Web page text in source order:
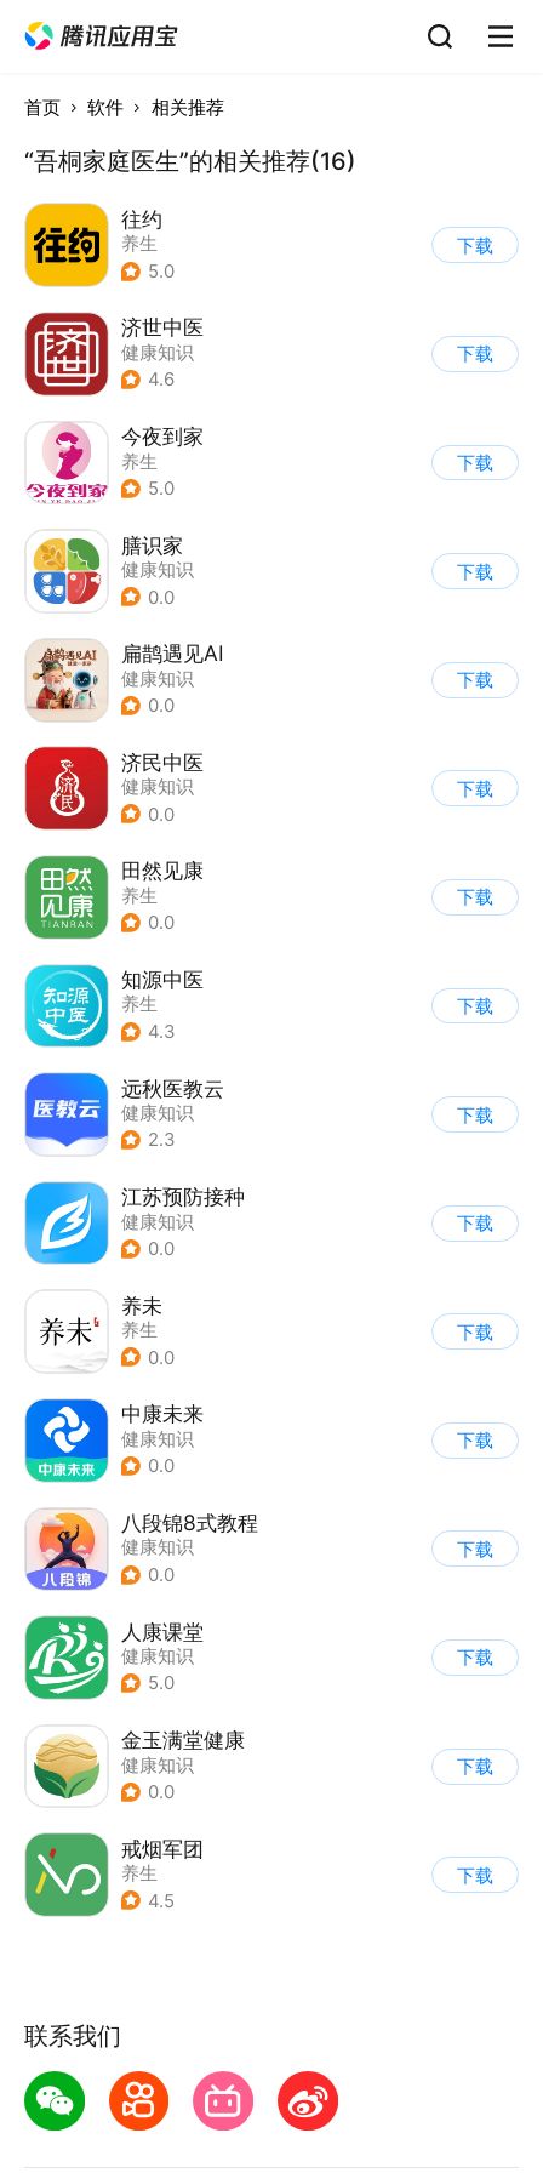
首页 软件 相关推荐
“吾桐家庭医生”的相关推荐(16)
往约
养生
5.0
下载
济世中医
健康知识
4.6
下载
今夜到家
养生
5.0
下载
膳识家
健康知识
0.0
下载
扁鹊遇见AI
健康知识
0.0
下载
济民中医
健康知识
0.0
下载
田然见康
养生
0.0
下载
知源中医
养生
4.3
下载
远秋医教云
健康知识
2.3
下载
江苏预防接种
健康知识
0.0
下载
养未
养生
0.0
下载
中康未来
健康知识
0.0
下载
八段锦8式教程
健康知识
0.0
下载
人康课堂
健康知识
5.0
下载
金玉满堂健康
健康知识
0.0
下载
戒烟军团
养生
4.5
下载
联系我们